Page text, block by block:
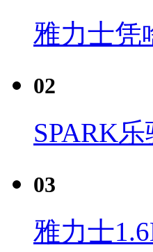
雅力士凭
02
SPARK
03
雅力士